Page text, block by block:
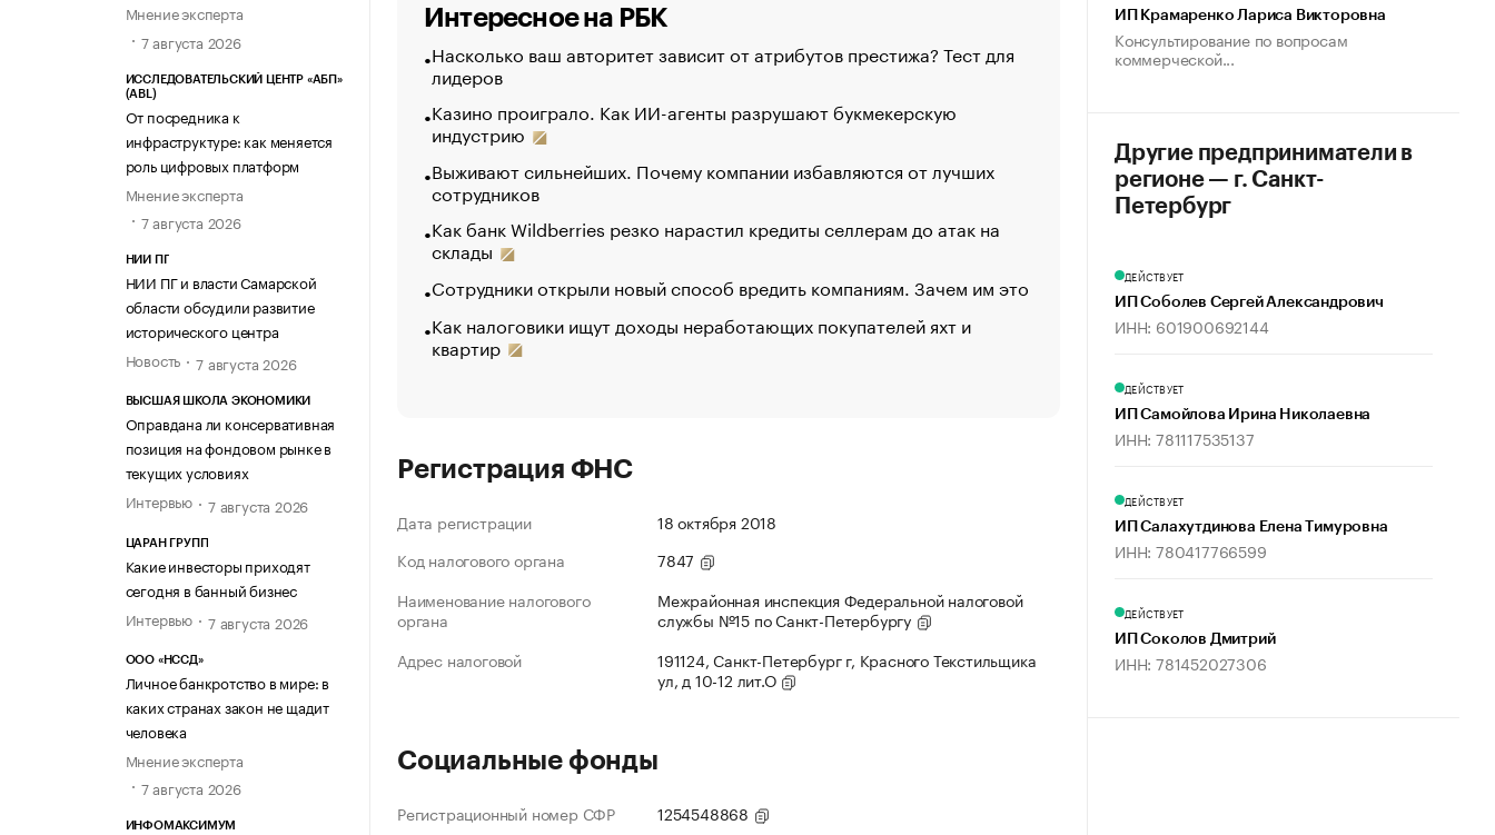
Мнение эксперта
7 августа 2026
ИССЛЕДОВАТЕЛЬСКИЙ ЦЕНТР «АБП»
(ABL)
От посредника к
инфраструктуре: как меняется
роль цифровых платформ
Мнение эксперта
7 августа 2026
НИИ ПГ
НИИ ПГ и власти Самарской
области обсудили развитие
исторического центра
Новость
7 августа 2026
ВЫСШАЯ ШКОЛА ЭКОНОМИКИ
Оправдана ли консервативная
позиция на фондовом рынке в
текущих условиях
Интервью
7 августа 2026
ЦАРАН ГРУПП
Какие инвесторы приходят
сегодня в банный бизнес
Интервью
7 августа 2026
ООО «НССД»
Личное банкротство в мире: в
каких странах закон не щадит
человека
Мнение эксперта
7 августа 2026
ИНФОМАКСИМУМ
Интересное на РБК
Насколько ваш авторитет зависит от атрибутов престижа? Тест для
лидеров
Казино проиграло. Как ИИ-агенты разрушают букмекерскую
индустрию
Выживают сильнейших. Почему компании избавляются от лучших
сотрудников
Как банк Wildberries резко нарастил кредиты селлерам до атак на
склады
Сотрудники открыли новый способ вредить компаниям. Зачем им это
Как налоговики ищут доходы неработающих покупателей яхт и
квартир
«От спорта тело стареет иначе». Как живет глава
создавшей GTA
Функции менеджмента: пять ключевых основ
управления
ЕС разрешил конфискацию российской нефти —
Стресс обеспеченных людей: почему рост доходов
Регистрация ФНС
Дата регистрации
18 октября 2018
Код налогового органа
7847
Наименование налогового
органа
Межрайонная инспекция Федеральной налоговой
службы №15 по Санкт-Петербургу
Адрес налоговой
191124, Санкт-Петербург г, Красного Текстильщика
ул, д 10-12 лит.О
Социальные фонды
Регистрационный номер СФР 1254548868
ИП Крамаренко Лариса Викторовна
Консультирование по вопросам
коммерческой...
Другие предприниматели в
регионе — г. Санкт-
Петербург
ДЕЙСТВУЕТ
ИП Соболев Сергей Александрович
ИНН: 601900692144
ДЕЙСТВУЕТ
ИП Самойлова Ирина Николаевна
ИНН: 781117535137
ДЕЙСТВУЕТ
ИП Салахутдинова Елена Тимуровна
ИНН: 780417766599
ДЕЙСТВУЕТ
ИП Соколов Дмитрий
ИНН: 781452027306